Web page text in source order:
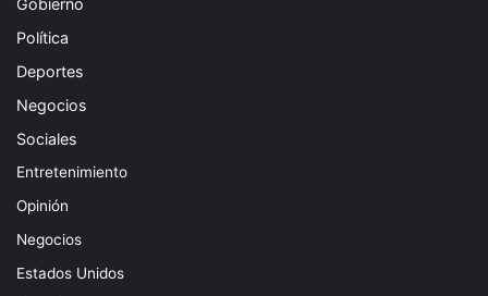
Política
Deportes
Negocios
Sociales
Entretenimiento
Opinión
Negocios
Estados Unidos